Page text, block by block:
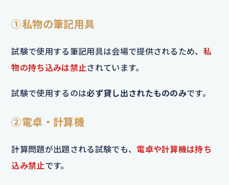
①私物の筆記用具
試験で使用する筆記用具は会場で提供されるため、 私
物の持ち込みは禁止されています。
試験で使用するのは必ず貸し出されたもののみです。
②電卓・計算機
計算問題が出題される試験でも、 電卓や計算機は持ち
込み禁止です。